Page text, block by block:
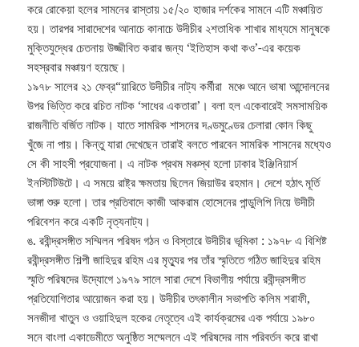
করে রোকেয়া হলের সামনের রাস্তায় ১৫/২০ হাজার দর্শকের সামনে এটি মঞ্চায়িত
হয়। তারপর সারাদেশের আনাচে কানাচে উদীচীর ২শতাধিক শাখার মাধ্যমে মানুষকে
মুক্তিযুদ্ধের চেতনায় উজ্জীবিত করার জন্য ‘ইতিহাস কথা কও’-এর কয়েক
সহস্রবার মঞ্চায়ণ হয়েছে।
১৯৭৮ সালের ২১ ফেব্র“য়ারিতে উদীচীর নাট্য কর্মীরা মঞ্চে আনে ভাষা আন্দোলনের
উপর ভিত্তি করে রচিত নাটক ‘সাধের একতারা’। বলা হল একেবারেই সমসাময়িক
রাজনীতি বর্জিত নাটক। যাতে সামরিক শাসনের দণ্ডমুণ্ডের চেলারা কোন কিছু
খুঁজে না পায়। কিন্তু যারা দেখেছেন তারাই বলতে পারবেন সামরিক শাসনের মধ্যেও
সে কী সাহসী প্রযোজনা। এ নাটক প্রথম মঞ্চস্থ হলো ঢাকার ইঞ্জিনিয়ার্স
ইনস্টিটিউটে। এ সময়ে রাষ্ট্র ক্ষমতায় ছিলেন জিয়াউর রহমান। দেশে হঠাৎ মূর্তি
ভাঙ্গা শুরু হলো। তার প্রতিবাদে কাজী আকরাম হোসেনের পান্ডুলিপি নিয়ে উদীচী
পরিবেশন করে একটি নৃত্যনাট্য।
ঙ. রবীন্দ্রসঙ্গীত সম্মিলন পরিষদ গঠন ও বিস্তারে উদীচীর ভূমিকা : ১৯৭৮ এ বিশিষ্ট
রবীন্দ্রসঙ্গীত শিল্পী জাহিদুর রহিম এর মৃত্যুর পর তাঁর স্মৃতিতে গঠিত জাহিদুর রহিম
স্মৃতি পরিষদের উদ্যোগে ১৯৭৯ সালে সারা দেশে বিভাগীয় পর্যায়ে রবীন্দ্রসঙ্গীত
প্রতিযোগিতার আয়োজন করা হয়। উদীচীর তৎকালীন সভাপতি কলিম শরাফী,
সনজীদা খাতুন ও ওয়াহিদুল হকের নেতৃত্বে এই কার্যক্রমের এক পর্যায়ে ১৯৮০
সনে বাংলা একাডেমীতে অনুষ্ঠিত সম্মেলনে এই পরিষদের নাম পরিবর্তন করে রাখা